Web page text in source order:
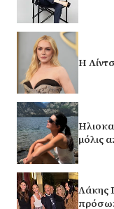
Η
μόλις
Λάκης